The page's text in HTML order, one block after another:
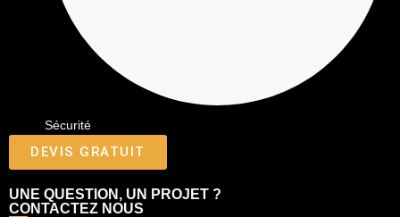
Sécurité
DEVIS GRATUIT
UNE QUESTION, UN PROJET ?
CONTACTEZ NOUS